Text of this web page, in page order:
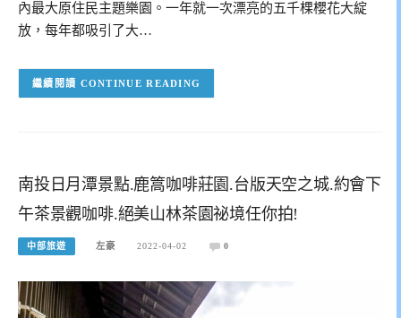
內最大原住民主題樂園。一年就一次漂亮的五千棵櫻花大綻
放，每年都吸引了大…
CONTINUE READING
南投日月潭景點.鹿篙咖啡莊園.台版天空之城.約會下
午茶景觀咖啡.絕美山林茶園祕境任你拍!
中部旅遊 左豪 2022-04-02 0